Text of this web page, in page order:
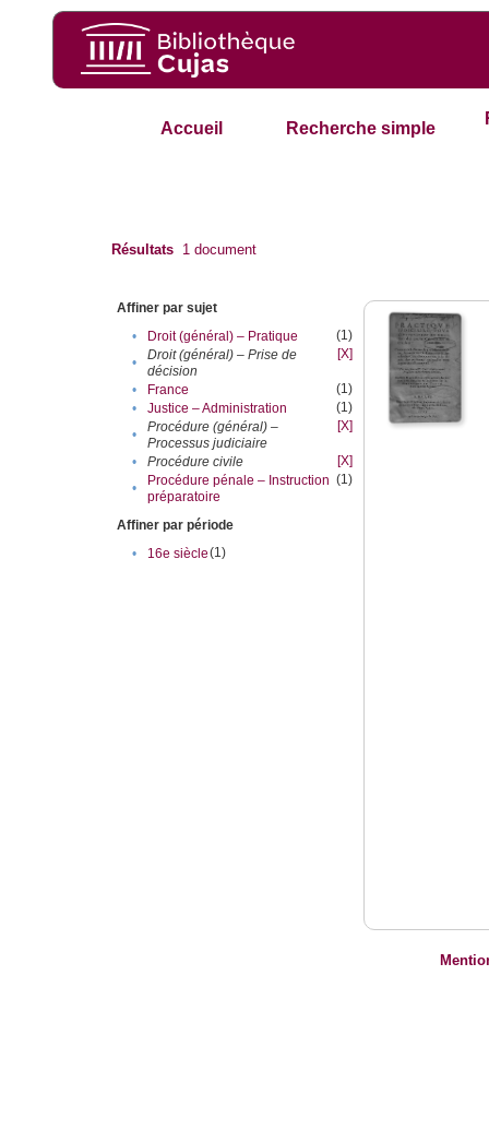
Accueil Recherche simple
Résultats 1 document
Affiner par sujet
•
Droit (général) – Pratique
(1)
•
Droit (général) – Prise de
décision
[X]
• France
(1)
•
Justice – Administration
(1)
•
Procédure (général) –
Processus judiciaire
[X]
• Procédure civile
[X]
•
Procédure pénale – Instruction
préparatoire
(1)
Affiner par période
•
16e siècle(1)